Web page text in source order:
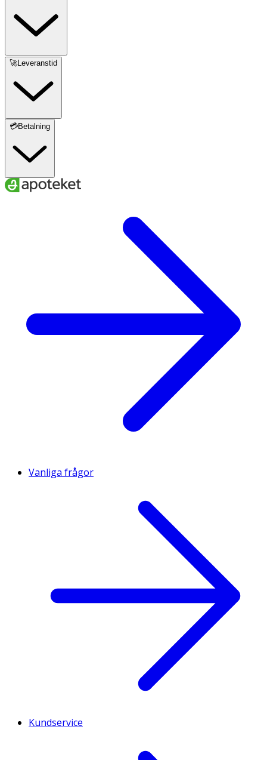
🚀Leveranstid
💳Betalning
Vanliga frågor
Kundservice